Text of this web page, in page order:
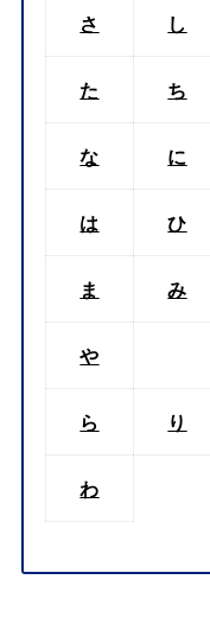
さ し
た ち
な に
は ひ
ま み
や
ら り
わ